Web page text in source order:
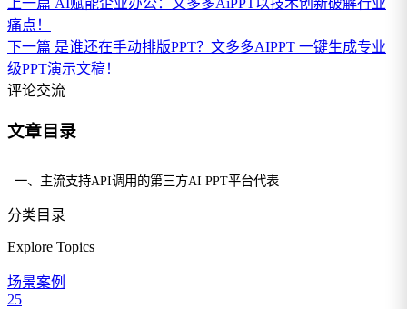
上一篇 AI赋能企业办公：文多多AiPPT以技术创新破解行业
痛点！
下一篇 是谁还在手动排版PPT？文多多AIPPT 一键生成专业
级PPT演示文稿！
评论交流
文章目录
一、主流支持API调用的第三方AI PPT平台代表
分类目录
Explore Topics
场景案例
25